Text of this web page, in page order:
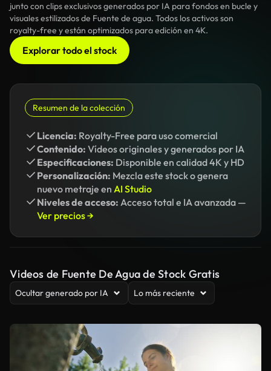
junto con clips exclusivos generados por IA para fondos en bucle y
visuales estilizados de Fuente de agua. Todos los activos son
royalty-free y están optimizados para edición en 4K.
Explorar todo el stock
Resumen de la colección
Licencia: Royalty-Free para uso comercial
Contenido: Vídeos originales y generados por IA
Especificaciones: Disponible en calidad 4K y HD
Personalización: Mezcla este stock o genera
nuevo metraje en AI Studio
Niveles de acceso: Acceso total e IA avanzada —
Ver precios →
Videos de Fuente De Agua de Stock Gratis
Ocultar generado por IA Lo más reciente